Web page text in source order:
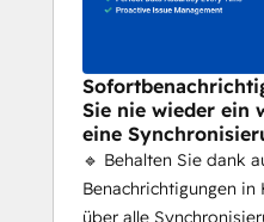
Sie nie wieder ein
eine
🔹 Behalten Sie dank
Benachrichtigungen
über alle